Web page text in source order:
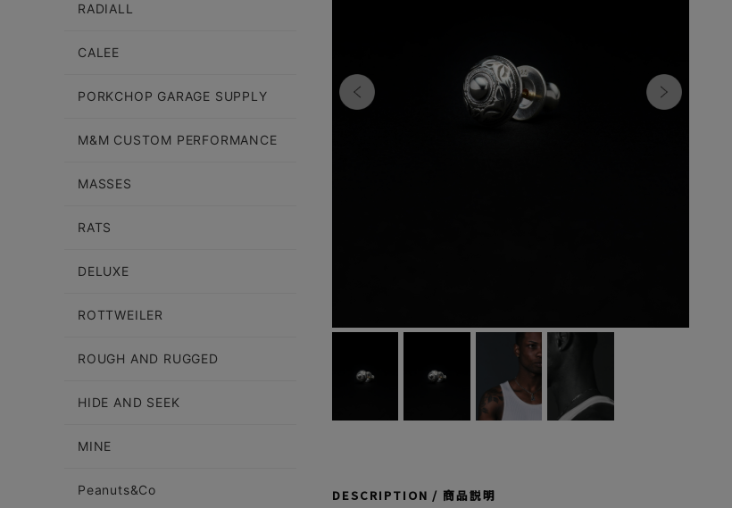
DESCRIPTION / 商品説明
RADIALL
CALEE
PORKCHOP GARAGE SUPPLY
M&M CUSTOM PERFORMANCE
MASSES
RATS
DELUXE
ROTTWEILER
ROUGH AND RUGGED
HIDE AND SEEK
MINE
Peanuts&Co